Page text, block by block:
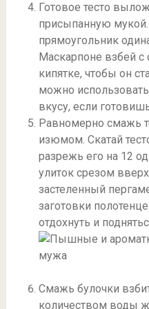
Готовое тесто
присыпанную
прямоугольник
Маскарпоне взбей
кипятке, чтобы он
можно
вкусу, если
Равномерно смажь
изюмом. Скатай
разрежь его на 12
улиток срезом
застеленный
заготовки
отдохнуть и
Смажь булочки
количеством воды